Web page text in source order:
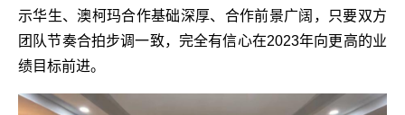
示华生、澳柯玛合作基础深厚、合作前景广阔，只要双方
团队节奏合拍步调一致，完全有信心在2023年向更高的业
绩目标前进。